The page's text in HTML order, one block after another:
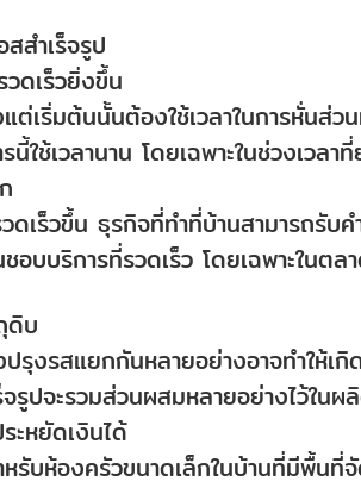
สำเร็จรูป
วดเร็วยิ่งขึ้น
ต่เริ่มต้นนั้นต้องใช้เวลาในการหั่นส่
ใช้เวลานาน โดยเฉพาะในช่วงเวลา
ดเร็วขึ้น ธุรกิจที่ทำที่บ้านสามารถรับ
บบริการที่รวดเร็ว โดยเฉพาะในตล
ดิบ
รุงรสแยกกันหลายอย่างอาจทำให้เ
จรูปจะรวมส่วนผสมหลายอย่างไว้ใ
ะหยัดเงินได้
รับห้องครัวขนาดเล็กในบ้านที่มีพื้นที่